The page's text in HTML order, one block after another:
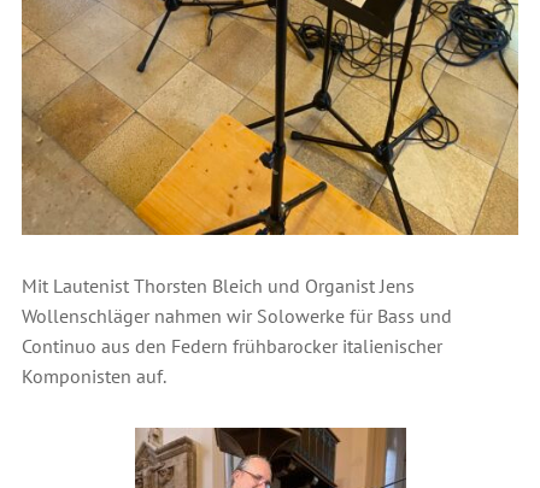
Mit Lautenist Thorsten Bleich und Organist Jens
Wollenschläger nahmen wir Solowerke für Bass und
Continuo aus den Federn frühbarocker italienischer
Komponisten auf.